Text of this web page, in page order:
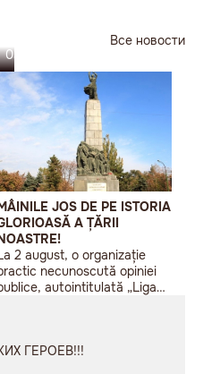
Все новости
03.08.26
JOS DE PE ISTORIA
A ȚĂRII
2 august, o organizație
necunoscută opiniei
autointitulată „Liga
sloganul „În Uniunea
ГЕРОЕВ!!!